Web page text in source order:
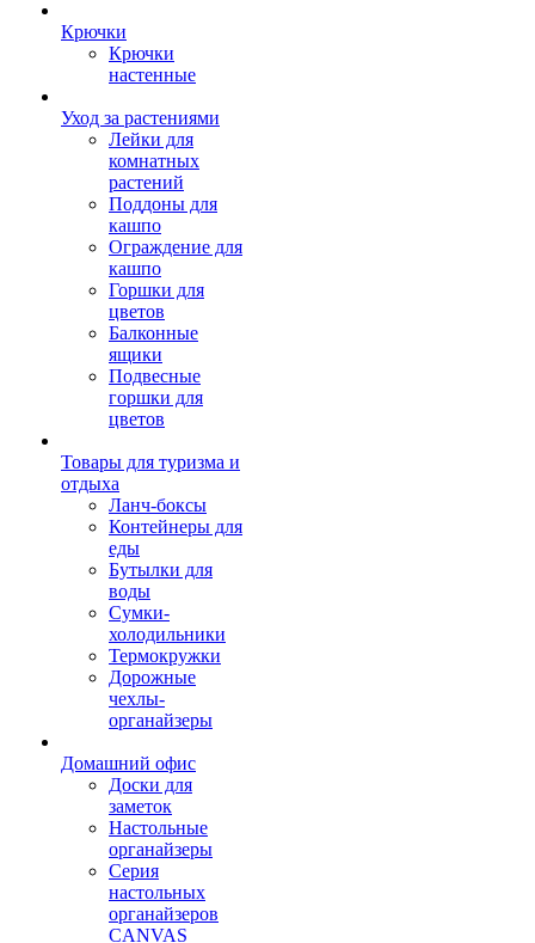
Крючки
Крючки
настенные
Уход за растениями
Лейки для
комнатных
растений
Поддоны для
кашпо
Ограждение для
кашпо
Горшки для
цветов
Балконные
ящики
Подвесные
горшки для
цветов
Товары для туризма и
отдыха
Ланч-боксы
Контейнеры для
еды
Бутылки для
воды
Сумки-
холодильники
Термокружки
Дорожные
чехлы-
органайзеры
Домашний офис
Доски для
заметок
Настольные
органайзеры
Серия
настольных
органайзеров
CANVAS